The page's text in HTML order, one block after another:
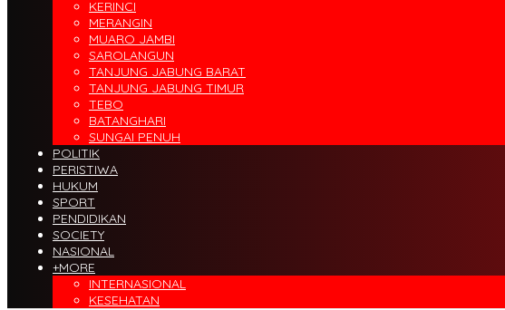
KERINCI
MERANGIN
MUARO JAMBI
SAROLANGUN
TANJUNG JABUNG BARAT
TANJUNG JABUNG TIMUR
TEBO
BATANGHARI
SUNGAI PENUH
POLITIK
PERISTIWA
HUKUM
SPORT
PENDIDIKAN
SOCIETY
NASIONAL
+MORE
INTERNASIONAL
KESEHATAN